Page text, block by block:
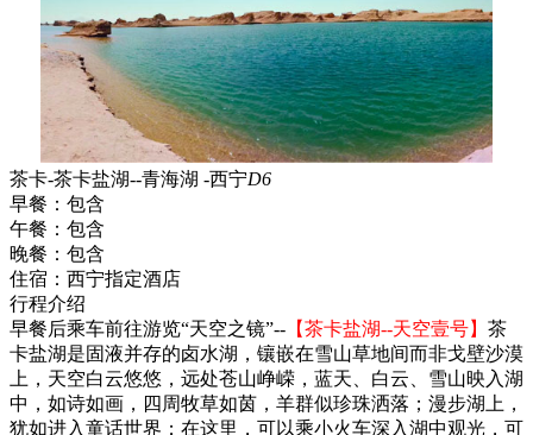
茶卡-茶卡盐湖--青海湖 -西宁D6
早餐： 包含
午餐： 包含
晚餐： 包含
住宿： 西宁指定酒店
行程介绍
早餐后乘车前往游览“天空之镜”-- 【茶卡盐湖--天空壹号】 茶
卡盐湖是固液并存的卤水湖，镶嵌在雪山草地间而非戈壁沙漠
上，天空白云悠悠，远处苍山峥嵘，蓝天、白云、雪山映入湖
中，如诗如画，四周牧草如茵，羊群似珍珠洒落；漫步湖上，
犹如进入童话世界；在这里，可以乘小火车深入湖中观光，可